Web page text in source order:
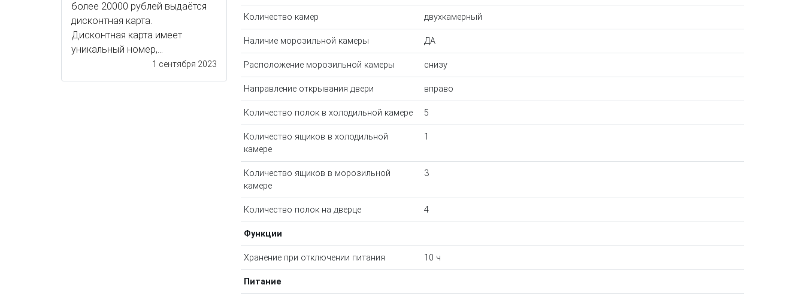
более 20000 рублей выдаётся
дисконтная карта.
Дисконтная карта имеет
уникальный номер,...
1 сентября 2023
Количество камер двухкамерный
Наличие морозильной камеры ДА
Расположение морозильной камеры снизу
Направление открывания двери вправо
Количество полок в холодильной камере 5
Количество ящиков в холодильной
камере
1
Количество ящиков в морозильной
камере
3
Количество полок на дверце 4
Функции
Хранение при отключении питания 10 ч
Питание